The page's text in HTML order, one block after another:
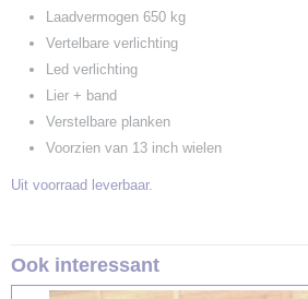
Laadvermogen 650 kg
Vertelbare verlichting
Led verlichting
Lier + band
Verstelbare planken
Voorzien van 13 inch wielen
Uit voorraad leverbaar.
Ook interessant